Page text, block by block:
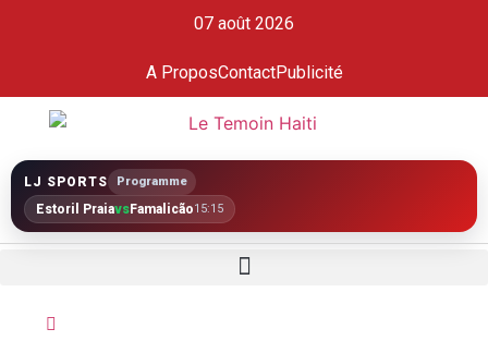
07 août 2026
A ProposContactPublicité
LJ SPORTS Programme
Estoril PraiavsFamalicão15:15